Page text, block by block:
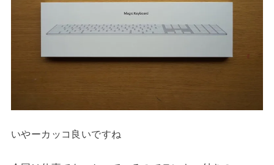
いやーカッコ良いですね